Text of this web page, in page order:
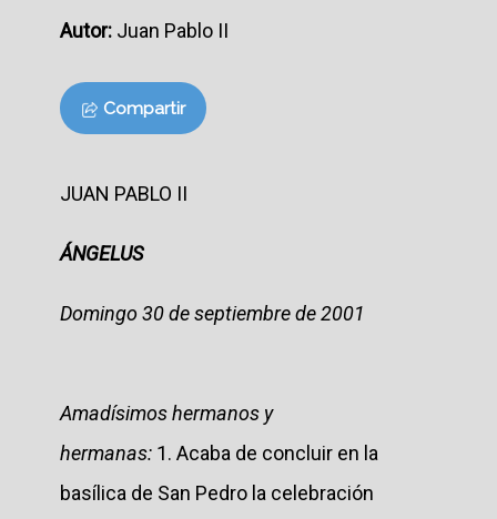
Autor: Juan Pablo II
Compartir
JUAN PABLO II
ÁNGELUS
Domingo 30 de septiembre de 2001
Amadísimos hermanos y
hermanas: 1. Acaba de concluir en la
basílica de San Pedro la celebración